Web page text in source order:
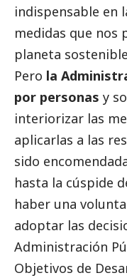
indispensable en
medidas que nos
planeta
Pero la
por personas y
interiorizar las
aplicarlas a las
sido
hasta la cúspide
haber una
adoptar las
Administración
Objetivos de